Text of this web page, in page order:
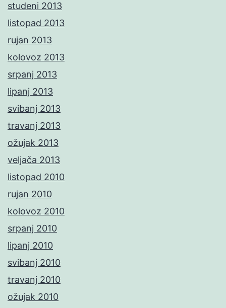
studeni 2013
listopad 2013
rujan 2013
kolovoz 2013
srpanj 2013
lipanj 2013
svibanj 2013
travanj 2013
ožujak 2013
veljača 2013
listopad 2010
rujan 2010
kolovoz 2010
srpanj 2010
lipanj 2010
svibanj 2010
travanj 2010
ožujak 2010